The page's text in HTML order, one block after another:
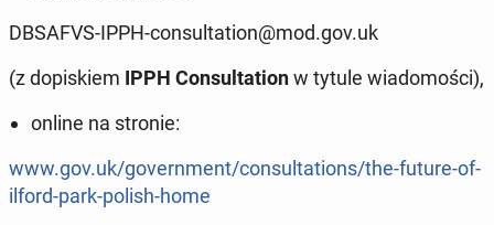
DBSAFVS-IPPH-con­sul­ta­tion@mod.gov.uk
(z do­pi­skiem IPPH Con­sul­ta­tionw tytule wia­do­mo­ści),
online na stronie:
www.gov.uk/go­vern­ment/con­sul­ta­tions/the-future-of-
ilford-park-polish-home